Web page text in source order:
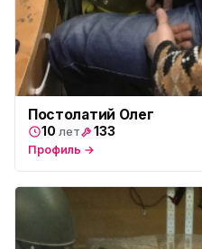
Постолатий Олег
10 лет 133
Профиль →